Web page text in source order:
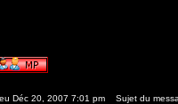
Déc 20, 2007 7:01 pm Sujet du